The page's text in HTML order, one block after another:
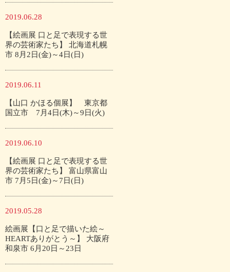
2019.06.28
【絵画展 口と足で表現する世
界の芸術家たち】 北海道札幌
市 8月2日(金)～4日(日)
2019.06.11
【山口 かほる個展】 東京都
国立市 7月4日(木)～9日(火)
2019.06.10
【絵画展 口と足で表現する世
界の芸術家たち】 富山県富山
市 7月5日(金)～7日(日)
2019.05.28
絵画展【口と足で描いた絵～
HEARTありがとう～】 大阪府
和泉市 6月20日～23日